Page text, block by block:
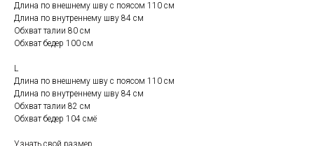
Длина по внешнему шву с поясом 110 см
Длина по внутреннему шву 84 см
Обхват талии 80 см
Обхват бедер 100 см
L
Длина по внешнему шву с поясом 110 см
Длина по внутреннему шву 84 см
Обхват талии 82 см
Обхват бедер 104 смё